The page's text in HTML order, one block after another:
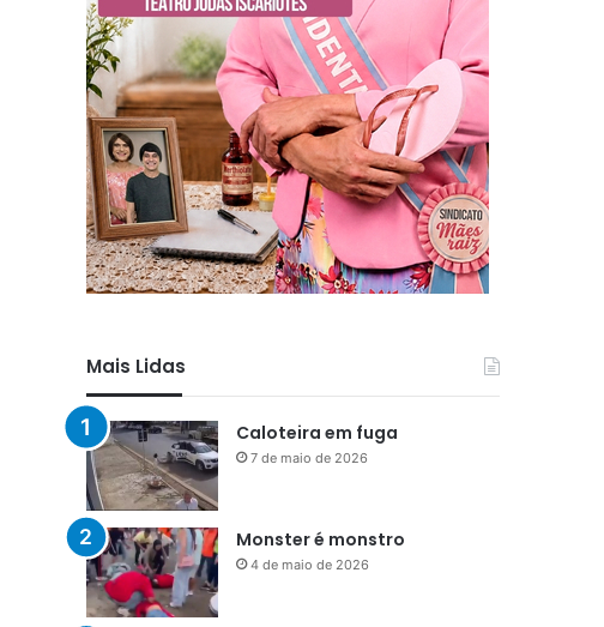
Mais Lidas
Caloteira em fuga
7 de maio de 2026
Monster é monstro
4 de maio de 2026